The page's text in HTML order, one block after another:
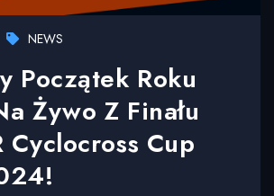
NEWS
Początek Roku
Żywo Z Finału
Cyclocross Cup